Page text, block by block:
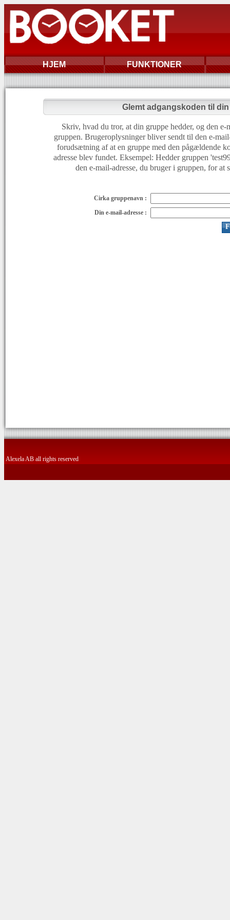
HJEM FUNKTIONER
Glemt adgangskoden til
Skriv, hvad du tror, at din gruppe hedder, og den e-
gruppen. Brugeroplysninger bliver sendt til den e-
forudsætning af at en gruppe med den pågældende
adresse blev fundet. Eksempel: Hedder gruppen
den e-mail-adresse, du bruger i gruppen, for at
Cirka gruppenavn :
Din e-mail-adresse :
Alexela AB all rights reserved